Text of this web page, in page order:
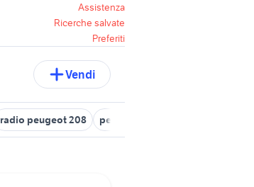
Assistenza
Ricerche salvate
Preferiti
Vendi
radio peugeot 208 peugeot 407 coupe usata